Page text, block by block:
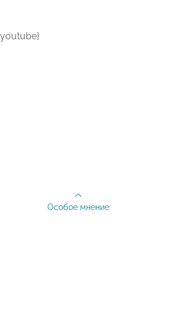
Особое мнение